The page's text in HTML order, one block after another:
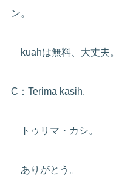
ン。
kuahは無料、大丈夫
C：Terima kasih.
トゥリマ・カシ。
ありがとう。